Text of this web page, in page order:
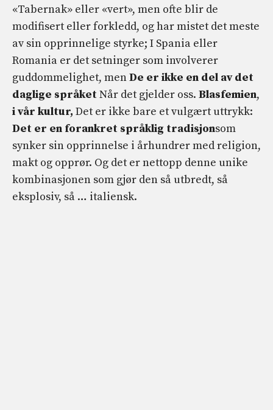
«Tabernak» eller «vert», men ofte blir de
modifisert eller forkledd, og har mistet det meste
av sin opprinnelige styrke; I Spania eller
Romania er det setninger som involverer
guddommelighet, menDe er ikke en del av det
daglige språketNår det gjelder oss. Blasfemien,
i vår kultur, Det er ikke bare et vulgært uttrykk:
Det er en forankret språklig tradisjonsom
synker sin opprinnelse i århundrer med religion,
makt og opprør. Og det er nettopp denne unike
kombinasjonen som gjør den så utbredt, så
eksplosiv, så … italiensk.